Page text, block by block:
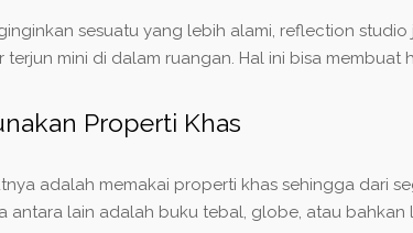
sesuatu yang lebih alami, reflection
terjun mini di dalam ruangan. Hal ini bisa
Properti Khas
adalah memakai properti khas sehingga dari
antara lain adalah buku tebal, globe, atau